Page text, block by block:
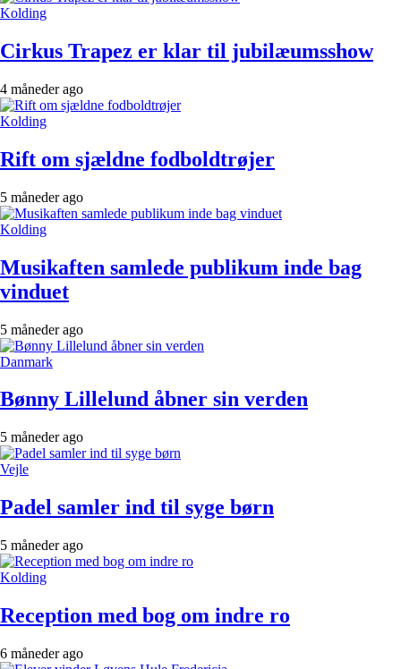
Kolding
Cirkus Trapez er klar til jubilæumsshow
4 måneder ago
Kolding
Rift om sjældne fodboldtrøjer
5 måneder ago
Kolding
Musikaften samlede publikum inde bag
vinduet
5 måneder ago
Danmark
Bønny Lillelund åbner sin verden
5 måneder ago
Vejle
Padel samler ind til syge børn
5 måneder ago
Kolding
Reception med bog om indre ro
6 måneder ago